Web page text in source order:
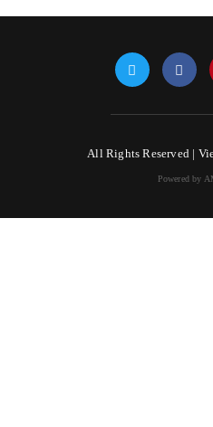
All Rights Reserved |
Powered by